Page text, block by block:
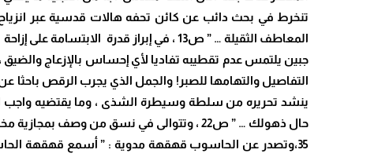
تنخرط في بحث دائب عن كائن تحفه هالات قدسية عبر
ينشد تحريره من سلطة وسيطرة الشذى ، وما يقتضيه
حال ذهولك … ” ص22 ، وتتوالى في نسق من